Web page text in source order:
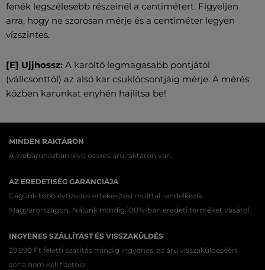
fenék legszélesebb részeinél a centimétert. Figyeljen
arra, hogy ne szorosan mérje és a centiméter legyen
vízszintes.
[E] Ujjhossz: A karöltő legmagasabb pontjától
(vállcsonttól) az alsó kar csuklócsontjáig mérje. A mérés
közben karunkat enyhén hajlítsa be!
MINDEN RAKTÁRON
A webáruházban lévő összes áru raktáron van.
AZ EREDETISÉG GARANCIÁJA
Cégünk több évtizedes értékesítési múlttal rendelkezik
Magyarországon. Nálunk mindig 100%-ban eredeti terméket vásárol.
INGYENES SZÁLLÍTÁST ÉS VISSZAKÜLDÉS
29 990 Ft feletti szállítás mindig ingyenes, az áru visszaküldéséért
soha nem kell fizetnie.